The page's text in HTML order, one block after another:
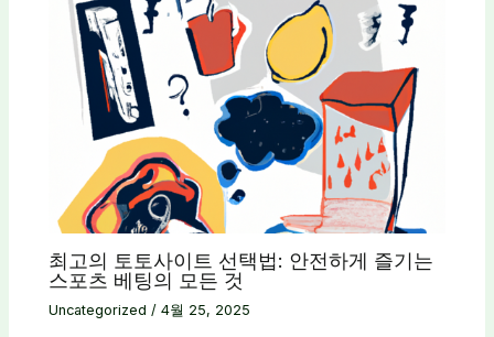
최고의 토토사이트 선택법: 안전하게 즐기는
스포츠 베팅의 모든 것
Uncategorized /4월 25, 2025